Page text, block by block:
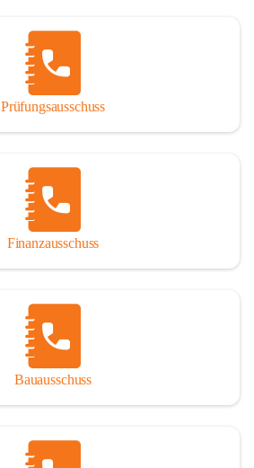
Prüfungsausschuss
Finanzausschuss
Bauausschuss